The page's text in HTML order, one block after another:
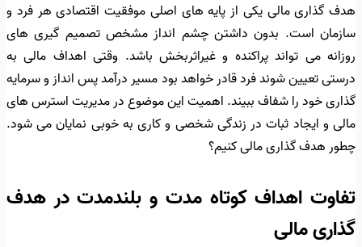
هدف گذاری مالی یکی از پایه های اصلی موفقیت اقتصادی هر فرد و
سازمان است. بدون داشتن چشم انداز مشخص تصمیم گیری های
روزانه می تواند پراکنده و غیراثربخش باشد. وقتی اهداف مالی به
درستی تعیین شوند فرد قادر خواهد بود مسیر درآمد پس انداز و سرمایه
گذاری خود را شفاف ببیند. اهمیت این موضوع در مدیریت استرس های
مالی و ایجاد ثبات در زندگی شخصی و کاری به خوبی نمایان می شود.
چطور هدف گذاری مالی کنیم؟
تفاوت اهداف کوتاه مدت و بلندمدت در هدف
گذاری مالی